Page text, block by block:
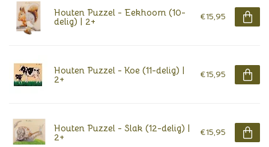
Houten Puzzel - Eekhoorn (10-
delig) | 2+ €15,95
Houten Puzzel - Koe (11-delig) |
2+ €15,95
Houten Puzzel - Slak (12-delig) |
2+ €15,95